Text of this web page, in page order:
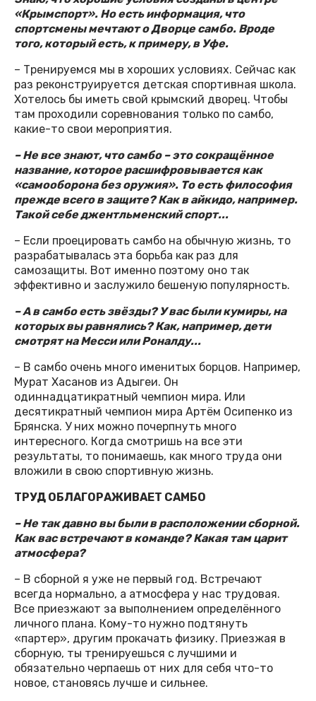
«Крымспорт». Но есть информация, что
спортсмены мечтают о Дворце самбо. Вроде
того, который есть, к примеру, в Уфе.
– Тренируемся мы в хороших условиях. Сейчас как
раз реконструируется детская спортивная школа.
Хотелось бы иметь свой крымский дворец. Чтобы
там проходили соревнования только по самбо,
какие-то свои мероприятия.
– Не все знают, что самбо – это сокращённое
название, которое расшифровывается как
«самооборона без оружия». То есть философия
прежде всего в защите? Как в айкидо, например.
Такой себе джентльменский спорт...
– Если проецировать самбо на обычную жизнь, то
разрабатывалась эта борьба как раз для
самозащиты. Вот именно поэтому оно так
эффективно и заслужило бешеную популярность.
– А в самбо есть звёзды? У вас были кумиры, на
которых вы равнялись? Как, например, дети
смотрят на Месси или Роналду...
– В самбо очень много именитых борцов. Например,
Мурат Хасанов из Адыгеи. Он
одиннадцатикратный чемпион мира. Или
десятикратный чемпион мира Артём Осипенко из
Брянска. У них можно почерпнуть много
интересного. Когда смотришь на все эти
результаты, то понимаешь, как много труда они
вложили в свою спортивную жизнь.
ТРУД ОБЛАГОРАЖИВАЕТ САМБО
– Не так давно вы были в расположении сборной.
Как вас встречают в команде? Какая там царит
атмосфера?
– В сборной я уже не первый год. Встречают
всегда нормально, а атмосфера у нас трудовая.
Все приезжают за выполнением определённого
личного плана. Кому-то нужно подтянуть
«партер», другим прокачать физику. Приезжая в
сборную, ты тренируешься с лучшими и
обязательно черпаешь от них для себя что-то
новое, становясь лучше и сильнее.